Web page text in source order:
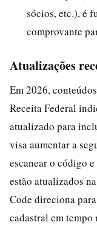
sócios, etc.), é
comprovante
Atualizações
Em 2026,
Receita Federal
atualizado para
visa aumentar a
escanear o código
estão atualizados
Code direciona
cadastral em tempo